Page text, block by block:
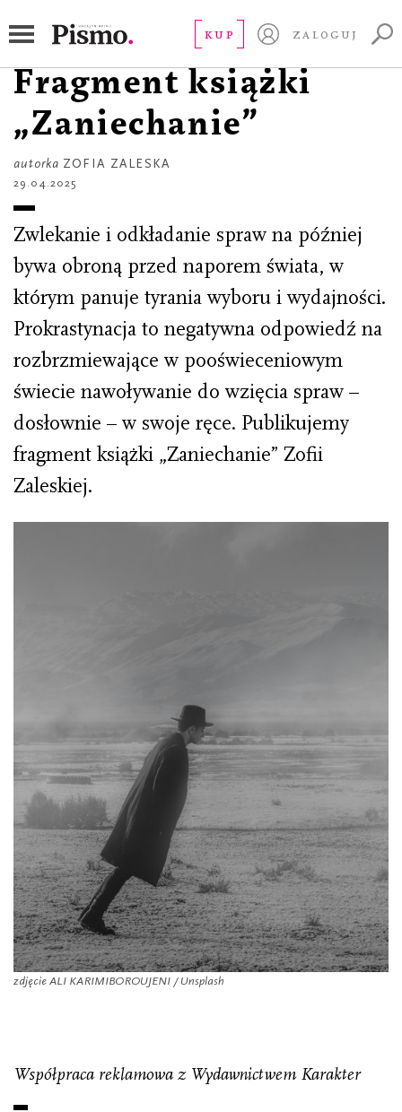
KUP ZALOGUJ
Jutro, zrobię to jutro.
Fragment książki
„Zaniechanie”
autorka ZOFIA ZALESKA
29.04.2025
Zwlekanie i odkładanie spraw na później
bywa obroną przed naporem świata, w
którym panuje tyrania wyboru i wydajności.
Prokrastynacja to negatywna odpowiedź na
rozbrzmiewające w pooświeceniowym
świecie nawoływanie do wzięcia spraw –
dosłownie – w swoje ręce. Publikujemy
fragment książki „Zaniechanie” Zofii
Zaleskiej.
zdjęcie ALI KARIMIBOROUJENI / Unsplash
Współpraca reklamowa z Wydawnictwem Karakter